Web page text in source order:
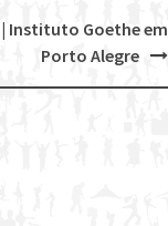
| Instituto Goethe em
Porto Alegre